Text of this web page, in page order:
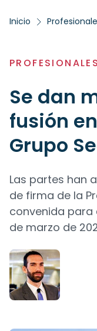
Inicio
Se dan
fusión
Grupo
Las partes han
de firma de la
convenida para
de marzo de